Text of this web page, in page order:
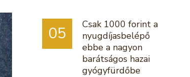
05
Csak 1000 forint a
nyugdíjasbelépő
ebbe a nagyon
barátságos hazai
gyógyfürdőbe